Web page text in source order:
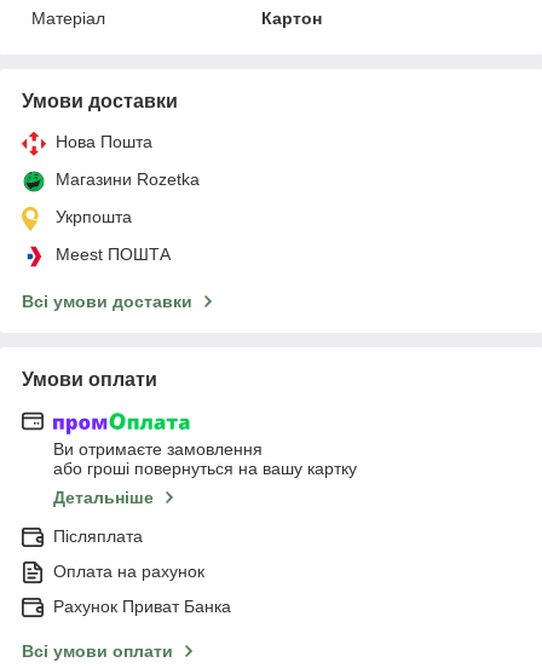
Матеріал
Картон
Умови доставки
Нова Пошта
Магазини Rozetka
Укрпошта
Meest ПОШТА
Всі умови доставки
Умови оплати
Ви отримаєте замовлення
або гроші повернуться на вашу картку
Детальніше
Післяплата
Оплата на рахунок
Рахунок Приват Банка
Всі умови оплати